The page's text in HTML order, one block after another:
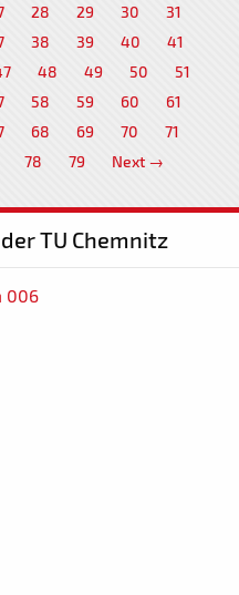
28 29 30
31
38 39 40
41
48 49 50
51
58 59 60
61
68 69 70
71
78 79 Next →
TU Chemnitz
006